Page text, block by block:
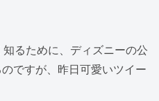
るために、ディズニーの公
ですが、昨日可愛いツイー